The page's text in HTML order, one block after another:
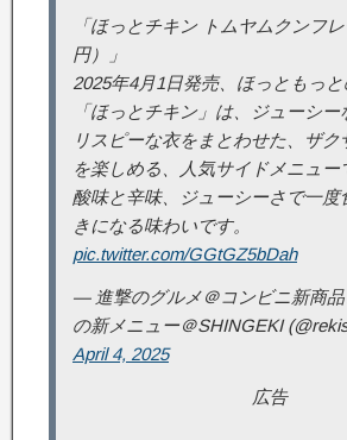
「ほっとチキン トムヤムクンフ
円）」
2025年4月1日発売、ほっともっと
「ほっとチキン」は、ジューシ
リスピーな衣をまとわせた、ザ
を楽しめる、人気サイドメニュー
酸味と辛味、ジューシーさで一度
きになる味わいです。
pic.twitter.com/GGtGZ5bDah
— 進撃のグルメ＠コンビニ新商
の新メニュー＠SHINGEKI
April 4, 2025
広告